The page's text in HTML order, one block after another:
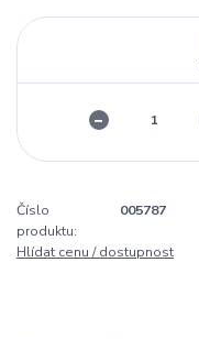
Číslo
produktu:
005787
Hlídat cenu / dostupnost